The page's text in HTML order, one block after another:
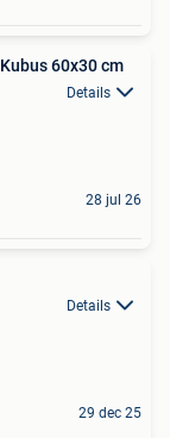
60x30 cm
Details
28 jul 26
Details
29 dec 25